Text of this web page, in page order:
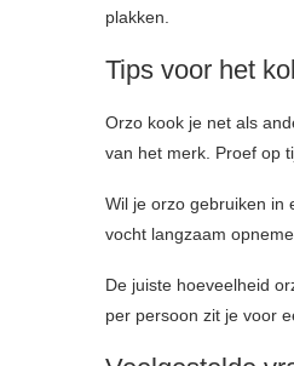
plakken.
Tips voor het
Orzo kook je net als
van het merk. Proef op
Wil je orzo gebruiken in
vocht langzaam
De juiste hoeveelheid
per persoon zit je voor